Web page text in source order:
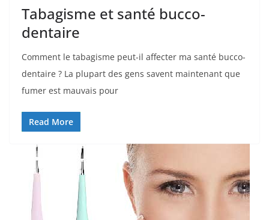
Tabagisme et santé bucco-
dentaire
Comment le tabagisme peut-il affecter ma santé bucco-
dentaire ? La plupart des gens savent maintenant que
fumer est mauvais pour
Read More